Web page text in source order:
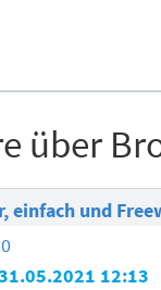
über
einfach und
12:13